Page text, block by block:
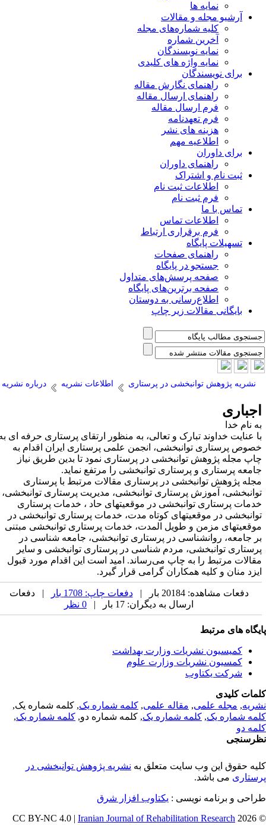
نمایه ها
آرشیو مجله و مقالات
کلیه شماره‌های مجله
آخرین شماره
نمایه نویسندگان
نمایه واژه های کلیدی
برای نویسندگان
راهنمای نگارش مقاله
راهنمای ارسال مقاله
فرم ارسال مقاله
فرم تعهدنامه
هزینه های نشر
اطلاعیه مهم
برای داوران
راهنمای داوران
ثبت نام و اشتراک
اطلاعات ثبت نام
فرم ثبت نام
تماس با ما
اطلاعات تماس
فرم برقراری ارتباط
تسهیلات پایگاه
راهنمای صفحات
جستجو در پایگاه
صفحه پرسش‌های متداول
صفحه برترین‌های پایگاه
اطلاع‌رسانی به دوستان
بایگانی مقالات زیر چاپ
نشریه پژوهش توانبخشی در پرستاری اطلاعات نشریه درباره نشریه
نام خدا
عنایت خداوند تبارک و تعالی، به منظور ارتقای پرستاری حرفه ای به
پرستاری توانبخشی، انجمن علمی پرستاری ایران اقدام به
مجله پژوهش توانبخشی در پرستاری نمود تا بدین طریق نیاز
پرستاری و پرستاری توانبخشی را مرتفع نماید.
پژوهش توانبخشی در پرستاری مقالات مرتبط با پرستاری
آموزش پرستاری توانبخشی، مدیریت پرستاری توانبخشی،
پرستاری توانبخشی در موقعیتهای حاد ، خدمات پرستاری
در موقعیتهای کوتاه مدت، خدمات پرستاری توانبخشی در
مزمن و طویل المدت، خدمات پرستاری توانبخشی مبتنی
جامعه، روانشناسی در پرستاری توانبخشی، جامعه شناسی در
توانبخشی، مردم شناسی در پرستاری توانبخشی و سایر
مرتبط را به چاپ می‌رساند. امید است این اقدام مورد قبول
منان و کلیه همکاران گرامی قرار گیرد.
دفعات مشاهده: 20184 بار | دفعات چاپ: 1708 بار
| دفعات
ارسال به دیگران: 17 بار |
های مرتبط
کمیسیون نشریات وزارت بهداشت
کمسیون نشریات وزارت علوم
شرکت یکتاوب
کلیدی
,مجله علمی, مقاله علمی, کلمه شماره یک, کلمه شماره یک,
شماره یک,کلمه شماره یک, کلمه شماره دو,کلمه شماره یک,
دو
حقوق این وب سایت متعلق بهنشریه پژوهش توانبخشی در
می باشد.
و برنامه نویسی : یکتاوب افزار شرق
©
Iranian Journal of Rehabilitation Research